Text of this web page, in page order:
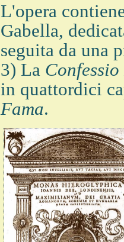
L'opera
Gabella,
seguita da una
3) La
in quattordici
Fama.